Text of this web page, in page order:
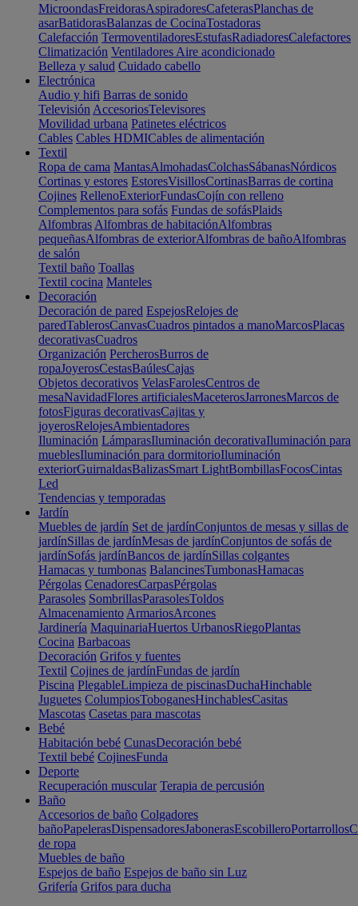
MicroondasFreidorasAspiradoresCafeterasPlanchas de
asarBatidorasBalanzas de CocinaTostadoras
Calefacción TermoventiladoresEstufasRadiadoresCalefactores
Climatización Ventiladores Aire acondicionado
Belleza y salud Cuidado cabello
Electrónica
Audio y hifi Barras de sonido
Televisión AccesoriosTelevisores
Movilidad urbana Patinetes eléctricos
Cables Cables HDMICables de alimentación
Textil
Ropa de cama MantasAlmohadasColchasSábanasNórdicos
Cortinas y estores EstoresVisillosCortinasBarras de cortina
Cojines RellenoExteriorFundasCojín con relleno
Complementos para sofás Fundas de sofásPlaids
Alfombras Alfombras de habitaciónAlfombras
pequeñasAlfombras de exteriorAlfombras de bañoAlfombras
de salón
Textil baño Toallas
Textil cocina Manteles
Decoración
Decoración de pared EspejosRelojes de
paredTablerosCanvasCuadros pintados a manoMarcosPlacas
decorativasCuadros
Organización PercherosBurros de
ropaJoyerosCestasBaúlesCajas
Objetos decorativos VelasFarolesCentros de
mesaNavidadFlores artificialesMaceterosJarronesMarcos de
fotosFiguras decorativasCajitas y
joyerosRelojesAmbientadores
Iluminación LámparasIluminación decorativaIluminación para
mueblesIluminación para dormitorioIluminación
exteriorGuirnaldasBalizasSmart LightBombillasFocosCintas
Led
Tendencias y temporadas
Jardín
Muebles de jardín Set de jardínConjuntos de mesas y sillas de
jardínSillas de jardínMesas de jardínConjuntos de sofás de
jardínSofás jardínBancos de jardínSillas colgantes
Hamacas y tumbonas BalancinesTumbonasHamacas
Pérgolas CenadoresCarpasPérgolas
Parasoles SombrillasParasolesToldos
Almacenamiento ArmariosArcones
Jardinería MaquinariaHuertos UrbanosRiegoPlantas
Cocina Barbacoas
Decoración Grifos y fuentes
Textil Cojines de jardínFundas de jardín
Piscina PlegableLimpieza de piscinasDuchaHinchable
Juguetes ColumpiosToboganesHinchablesCasitas
Mascotas Casetas para mascotas
Bebé
Habitación bebé CunasDecoración bebé
Textil bebé CojinesFunda
Deporte
Recuperación muscular Terapia de percusión
Baño
Accesorios de baño Colgadores
bañoPapelerasDispensadoresJabonerasEscobilleroPortarrollos
de ropa
Muebles de baño
Espejos de baño Espejos de baño sin Luz
Grifería Grifos para ducha